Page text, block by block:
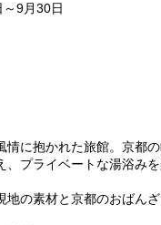
9月30日
情に抱かれた旅館。京都
プライベートな湯浴みを
の素材と京都のおばん